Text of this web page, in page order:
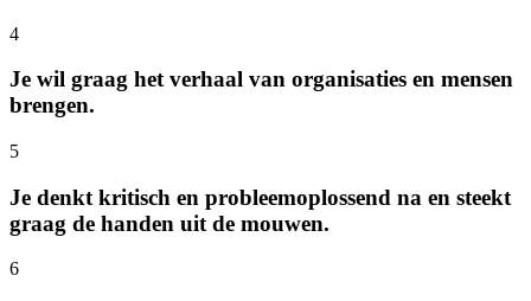
4
Je wil graag het verhaal van organisaties en mensen
brengen.
5
Je denkt kritisch en probleemoplossend na en steekt
graag de handen uit de mouwen.
6